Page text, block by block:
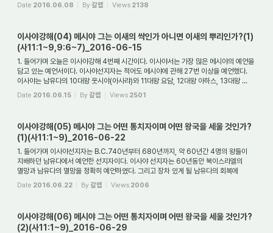
Date 2016.06.08 By갈렙 Views 2138
이사야강해(04) 메시야 그는 이새의 싹인가 아니면 이새의 뿌리인가?(1)
(사11:1~9,9:6~7)_2016-06-15
1. 들어가며 오늘은 이사야강해 4번째 시간이다. 이사야서는 가장 많은 메시야의 예언을
담고 있는 예언서이다. 이사야선지자는 적어도 메시야에 관해 27번 이상을 예언했다.
이사야는 남유다의 10대왕 웃시야(아사랴)와 11대왕 요담, 12대왕 아하스, 13대왕 ...
Date 2016.06.15 By갈렙 Views 2501
이사야강해(05) 메시야 그는 어떤 통치자이며 어떤 왕국을 세울 것인가?
(1)(사11:1~9)_2016-06-22
1. 들어가며 이사야선지자는 B.C.740년부터 680년까지, 약 60년간 4명의 왕들이
지배하던 남유다에서 예언한 선지자이다. 이사야 선지자는 60년동안 북이스라엘의
멸망과 남유다의 멸망을 정확히 예언하였다. 그리고 장차 있게 될 남유다의 회복에
Date 2016.06.22 By갈렙 Views 2006
이사야강해(06) 메시야 그는 어떤 통치자이며 어떤 왕국을 세울 것인가?
(2)(사11:1~9)_2016-06-29